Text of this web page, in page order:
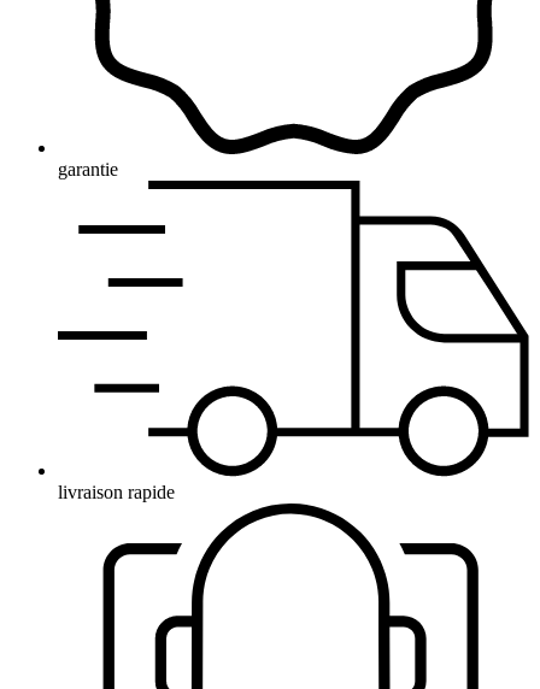
garantie
livraison rapide